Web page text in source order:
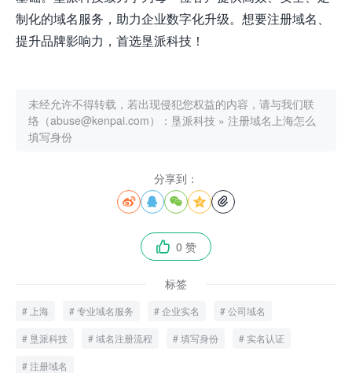
制化的域名服务，助力企业数字化升级。想要注册域名、
提升品牌影响力，首选垦派科技！
未经允许不得转载，若出现侵犯您权益的内容，请与我们联
络（abuse@kenpai.com）： 垦派科技 » 注册域名上海怎么
填写身份
分享到：
    
 0 赞
标签
上海 专业域名服务 企业实名 公司域名
垦派科技 域名注册流程 填写身份 实名认证
注册域名